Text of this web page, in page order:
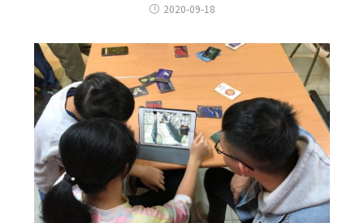
2020-09-18